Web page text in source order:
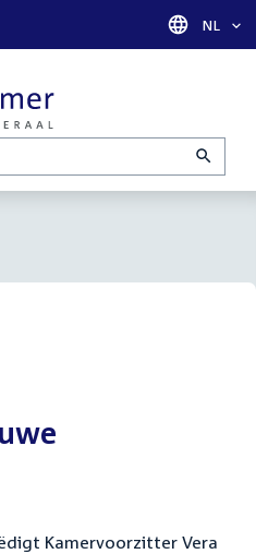
Taal
NL
Kamervoorzitter Vera